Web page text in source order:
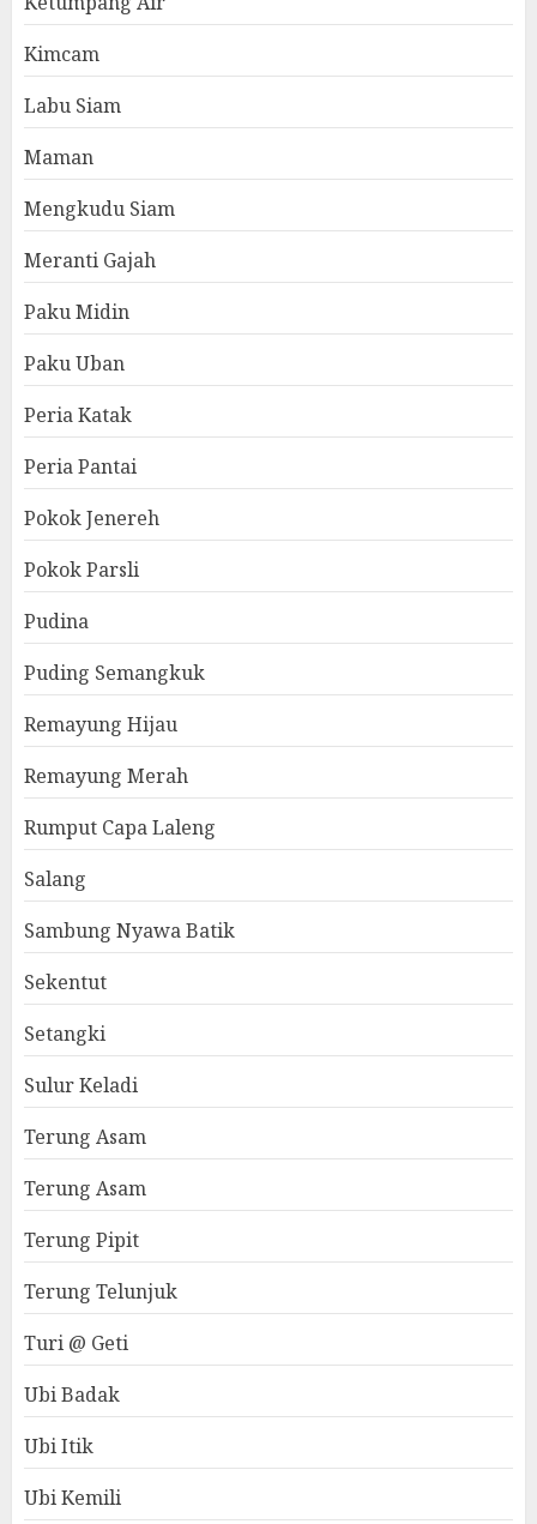
Kimcam
Labu Siam
Maman
Mengkudu Siam
Meranti Gajah
Paku Midin
Paku Uban
Peria Katak
Peria Pantai
Pokok Jenereh
Pokok Parsli
Pudina
Puding Semangkuk
Remayung Hijau
Remayung Merah
Rumput Capa Laleng
Salang
Sambung Nyawa Batik
Sekentut
Setangki
Sulur Keladi
Terung Asam
Terung Asam
Terung Pipit
Terung Telunjuk
Turi @ Geti
Ubi Badak
Ubi Itik
Ubi Kemili